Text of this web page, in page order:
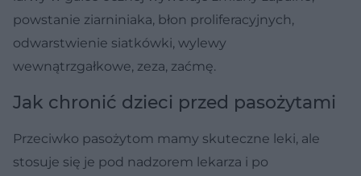
powstanie ziarniniaka, błon proliferacyjnych,
odwarstwienie siatkówki, wylewy
wewnątrzgałkowe, zeza, zaćmę.
Jak chronić dzieci przed pasożytami
Przeciwko pasożytom mamy skuteczne leki, ale
stosuje się je pod nadzorem lekarza i po